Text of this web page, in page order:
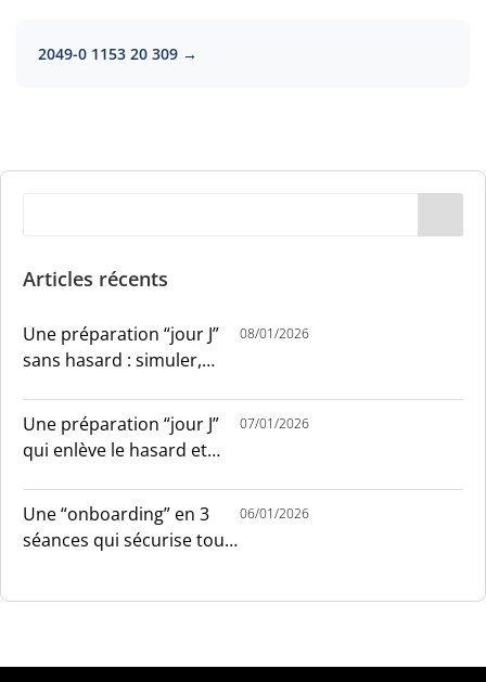
2049-0 1153 20 309 →
Articles récents
Une préparation “jour J”
sans hasard : simuler,
08/01/2026
Une préparation “jour J”
qui enlève le hasard et
07/01/2026
Une “onboarding” en 3
séances qui sécurise tout
06/01/2026